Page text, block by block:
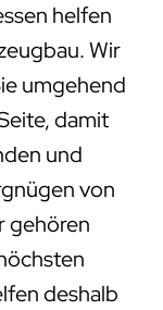
helfen
Wir
umgehend
damit
und
von
gehören
deshalb